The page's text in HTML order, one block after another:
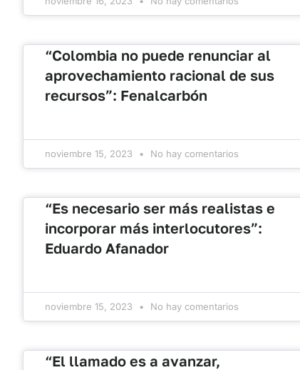
“Colombia no puede renunciar al
aprovechamiento racional de sus
recursos”: Fenalcarbón
noviembre 15, 2023 No hay comentarios
“Es necesario ser más realistas e
incorporar más interlocutores”:
Eduardo Afanador
noviembre 15, 2023 No hay comentarios
“El llamado es a avanzar,